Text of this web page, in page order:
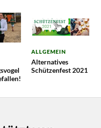
ALLGEMEIN
Alternatives
Schützenfest 2021